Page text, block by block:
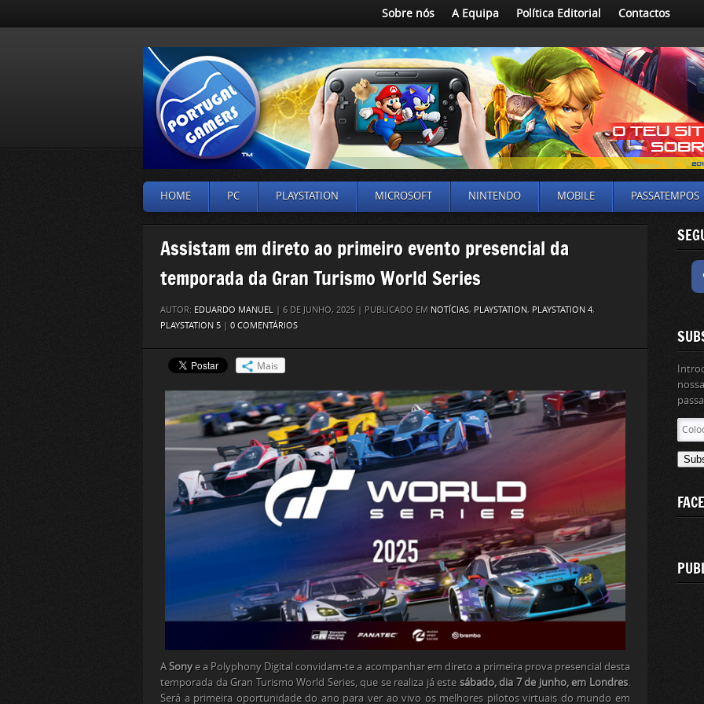
Sobre nós A Equipa Política Editorial Contactos
HOME PC PLAYSTATION MICROSOFT NINTENDO MOBILE PASSATEMPOS
Assistam em direto ao primeiro evento presencial da
temporada da Gran Turismo World Series
AUTOR: EDUARDO MANUEL | 6 DE JUNHO, 2025 | PUBLICADO EM NOTÍCIAS, PLAYSTATION, PLAYSTATION 4,
PLAYSTATION 5 | 0 COMENTÁRIOS
Mais
ASonye a Polyphony Digital convidam-te a acompanhar em direto a primeira prova presencial desta
temporada da Gran Turismo World Series, que se realiza já este sábado, dia 7 de junho, em Londres.
Será a primeira oportunidade do ano para ver ao vivo os melhores pilotos virtuais do mundo em
aqui
o
de
email